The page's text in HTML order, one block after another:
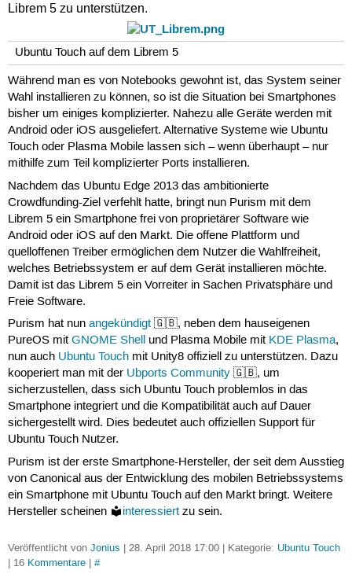
Librem 5 zu unterstützen.
Ubuntu Touch auf dem Librem 5
Während man es von Notebooks gewohnt ist, das System seiner
Wahl installieren zu können, so ist die Situation bei Smartphones
bisher um einiges komplizierter. Nahezu alle Geräte werden mit
Android oder iOS ausgeliefert. Alternative Systeme wie Ubuntu
Touch oder Plasma Mobile lassen sich – wenn überhaupt – nur
mithilfe zum Teil komplizierter Ports installieren.
Nachdem das Ubuntu Edge 2013 das ambitionierte
Crowdfunding-Ziel verfehlt hatte, bringt nun Purism mit dem
Librem 5 ein Smartphone frei von proprietärer Software wie
Android oder iOS auf den Markt. Die offene Plattform und
quelloffenen Treiber ermöglichen dem Nutzer die Wahlfreiheit,
welches Betriebssystem er auf dem Gerät installieren möchte.
Damit ist das Librem 5 ein Vorreiter in Sachen Privatsphäre und
Freie Software.
Purism hat nun angekündigt🇬🇧, neben dem hauseigenen
PureOS mit GNOME Shellund Plasma Mobile mit KDE Plasma,
nun auch Ubuntu Touchmit Unity8 offiziell zu unterstützen. Dazu
kooperiert man mit der Ubports Community🇬🇧, um
sicherzustellen, dass sich Ubuntu Touch problemlos in das
Smartphone integriert und die Kompatibilität auch auf Dauer
sichergestellt wird. Dies bedeutet auch offiziellen Support für
Ubuntu Touch Nutzer.
Purism ist der erste Smartphone-Hersteller, der seit dem Ausstieg
von Canonical aus der Entwicklung des mobilen Betriebssystems
ein Smartphone mit Ubuntu Touch auf den Markt bringt. Weitere
Hersteller scheinen
interessiertzu sein.
Veröffentlicht von Jonius | 28. April 2018 17:00 | Kategorie: Ubuntu Touch
| 16 Kommentare| #